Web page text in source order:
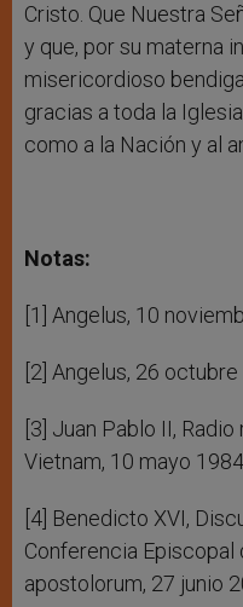
Cristo. Que Nuestra
y que, por su materna
misericordioso
gracias a toda la
como a la Nación y al
Notas:
[1] Angelus, 10
[2] Angelus, 26 octubre
[3] Juan Pablo II,
Vietnam, 10 mayo 1984.
[4] Benedicto XVI,
Conferencia Episcopal
apostolorum, 27 junio